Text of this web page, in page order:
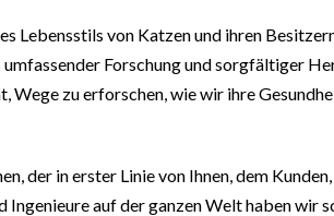
Lebensstils von Katzen und ihren
Forschung und sorgfältiger
Wege zu erforschen, wie wir ihre
der in erster Linie von Ihnen, dem
auf der ganzen Welt haben wir